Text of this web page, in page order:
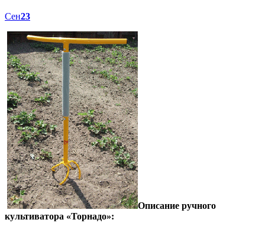
Сен23
Описание ручного
культиватора «Торнадо»: